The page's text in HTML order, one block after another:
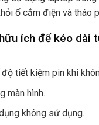
ổ cắm điện và tháo
ích để kéo dài
tiết kiệm pin khi
màn hình.
không sử dụng.